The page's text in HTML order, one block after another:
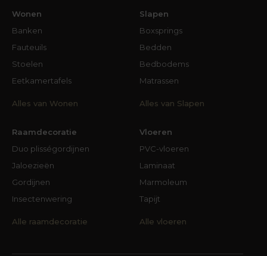
Wonen
Banken
Fauteuils
Stoelen
Eetkamertafels
Alles van Wonen
Slapen
Boxsprings
Bedden
Bedbodems
Matrassen
Alles van Slapen
Raamdecoratie
Duo plisségordijnen
Jaloezieën
Gordijnen
Insectenwering
Alle raamdecoratie
Vloeren
PVC-vloeren
Laminaat
Marmoleum
Tapijt
Alle vloeren